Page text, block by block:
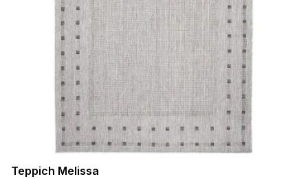
Teppich Melissa